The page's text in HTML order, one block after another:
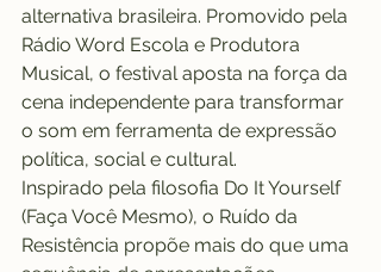
alternativa brasileira. Promovido pela
Rádio Word Escola e Produtora
Musical, o festival aposta na força da
cena independente para transformar
o som em ferramenta de expressão
política, social e cultural.
Inspirado pela filosofia Do It Yourself
(Faça Você Mesmo), o Ruído da
Resistência propõe mais do que uma